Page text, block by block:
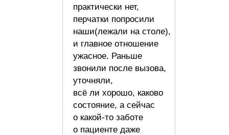
практически нет,
перчатки попросили
наши(лежали на столе),
и главное отношение
ужасное. Раньше
звонили после вызова,
уточняли,
всё ли хорошо, каково
состояние, а сейчас
о какой-то заботе
о пациенте даже